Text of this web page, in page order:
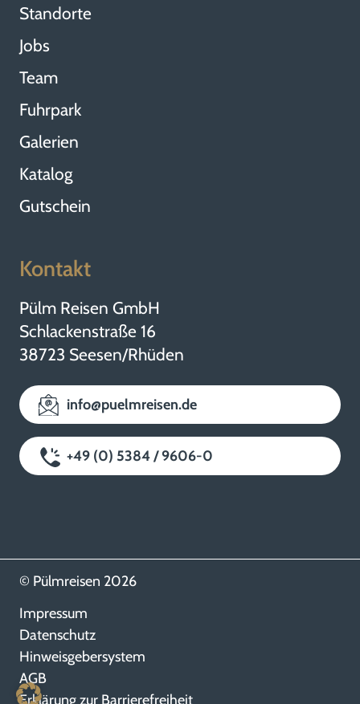
Standorte
Jobs
Team
Fuhrpark
Galerien
Katalog
Gutschein
Kontakt
Pülm Reisen GmbH
Schlackenstraße 16
38723 Seesen/Rhüden
info@puelmreisen.de
+49 (0) 5384 / 9606-0
© Pülmreisen 2026
Impressum
Datenschutz
Hinweisgebersystem
AGB
Erklärung zur Barrierefreiheit